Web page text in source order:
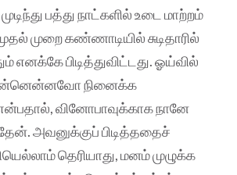
பத்து நாட்களில் உடை மாற்றம்
முறை கண்ணாடியில் சுடிதாரில்
எனக்கே பிடித்துவிட்டது. ஓய்வில்
நினைக்க
வினோபாவுக்காக நானே
அவனுக்குப் பிடித்ததைச்
தெரியாது, மனம் முழுக்க